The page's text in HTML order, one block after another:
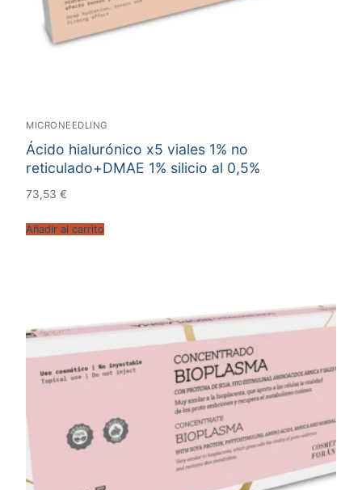
MICRONEEDLING
Ácido hialurónico x5 viales 1% no
reticulado+DMAE 1% silicio al 0,5%
73,53 €
Añadir al carrito